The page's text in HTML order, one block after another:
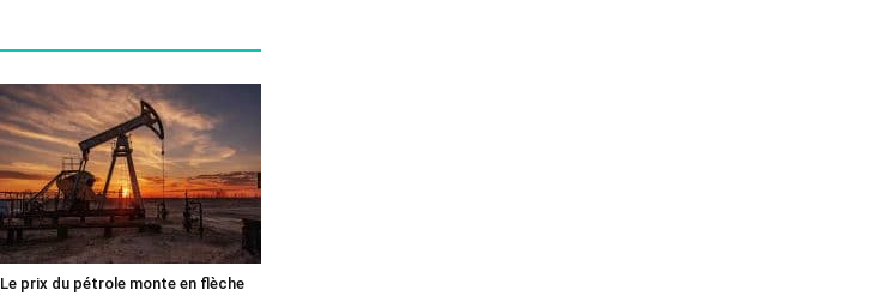
Le prix du pétrole monte en flèche